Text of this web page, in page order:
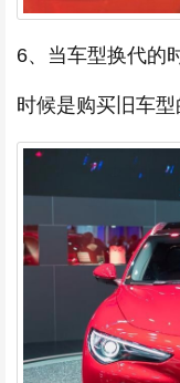
6、当车型换代的
时候是购买旧车型